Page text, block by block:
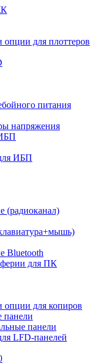
опции для плоттеров
питания
напряжения
ИБП
(радиоканал)
Bluetooth
для ПК
опции для копиров
панели
панели
LFD-панелей